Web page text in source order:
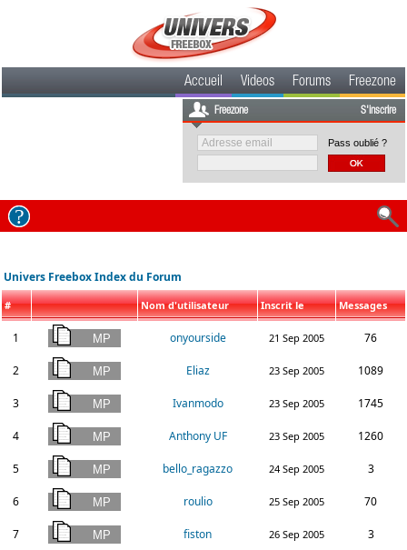
Accueil Videos Forums Freezone
Freezone S'inscrire
Pass oublié ?
Univers Freebox Index du Forum
# Nom d'utilisateur Inscrit le Messages
1 onyourside 21 Sep 2005 76
2 Eliaz 23 Sep 2005 1089
3 Ivanmodo 23 Sep 2005 1745
4 Anthony UF 23 Sep 2005 1260
5 bello_ragazzo 24 Sep 2005 3
6 roulio 25 Sep 2005 70
7 fiston 26 Sep 2005 3